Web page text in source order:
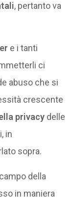
, pertanto va
e i tanti
ci
abuso che si
crescente
privacydelle
in
sopra.
della
in maniera